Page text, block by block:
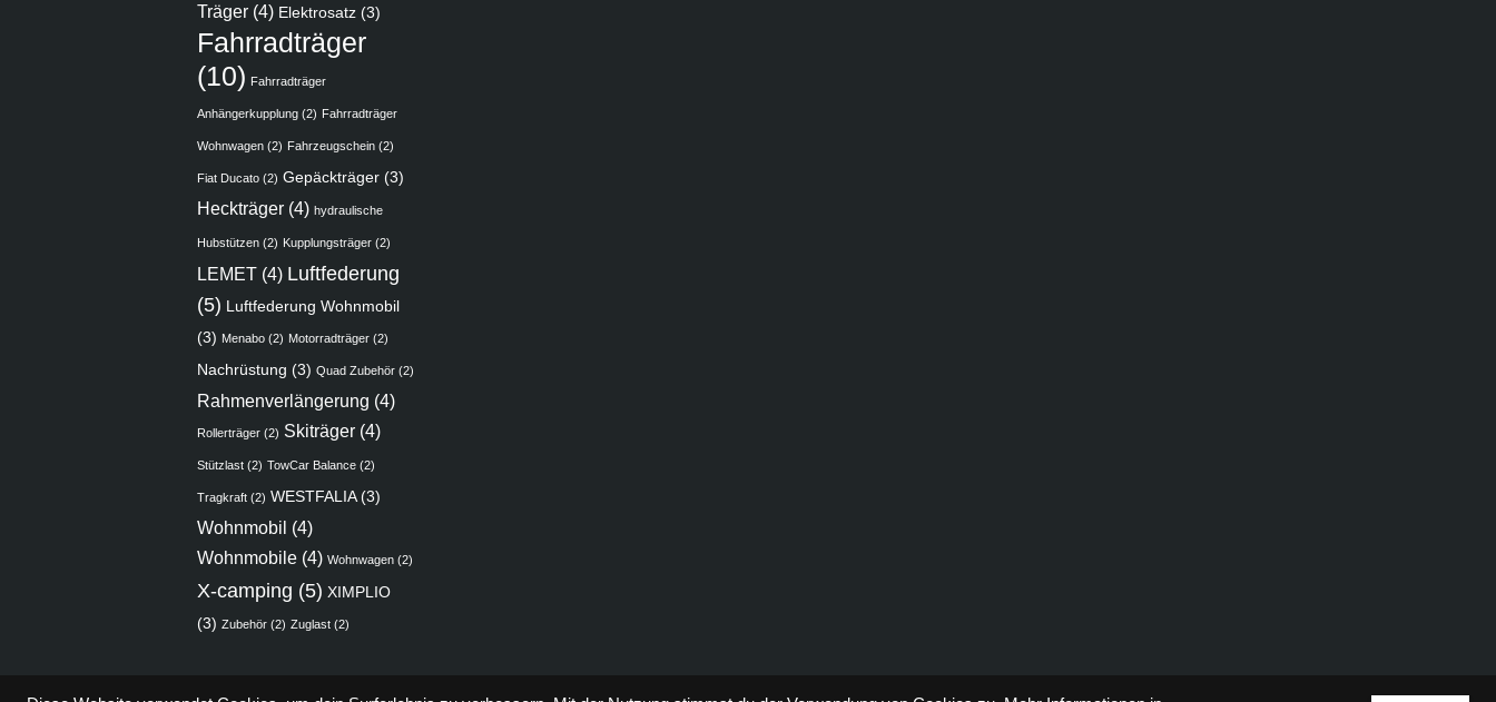
Träger (4) Elektrosatz (3)
Fahrradträger
(10) Fahrradträger
Anhängerkupplung (2) Fahrradträger
Wohnwagen (2) Fahrzeugschein (2)
Fiat Ducato (2) Gepäckträger (3)
Heckträger (4) hydraulische
Hubstützen (2) Kupplungsträger (2)
LEMET (4) Luftfederung
(5) Luftfederung Wohnmobil
(3) Menabo (2) Motorradträger (2)
Nachrüstung (3) Quad Zubehör (2)
Rahmenverlängerung (4)
Rollerträger (2) Skiträger (4)
Stützlast (2) TowCar Balance (2)
Tragkraft (2) WESTFALIA(3)
Wohnmobil (4)
Wohnmobile (4) Wohnwagen (2)
X-camping (5) XIMPLIO
(3) Zubehör (2) Zuglast (2)